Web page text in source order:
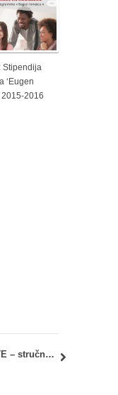
Stipendija
‘Eugen
2015-2016
IASTE – stručna praksa u inostranstvu u toku 2020. godine – KONKURS ZA STUDENTE UNIVERZITETA U BEOGRADU